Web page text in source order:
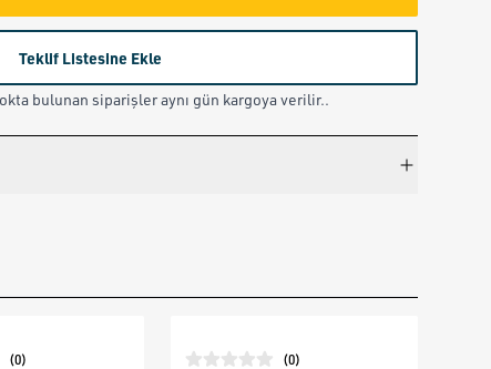
Teklif Listesine Ekle
bulunan siparişler aynı gün kargoya verilir..
(0) (0)